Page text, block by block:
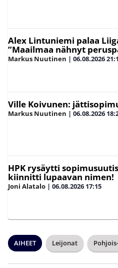
Alex Lintuniemi palaa
”Maailmaa nähnyt
Markus Nuutinen | 06.08.2026
Ville Koivunen:
Markus Nuutinen | 06.08.2026
HPK rysäytti
kiinnitti lupaavan nimen!
Joni Alatalo | 06.08.2026 17:15
AIHEET Leijonat